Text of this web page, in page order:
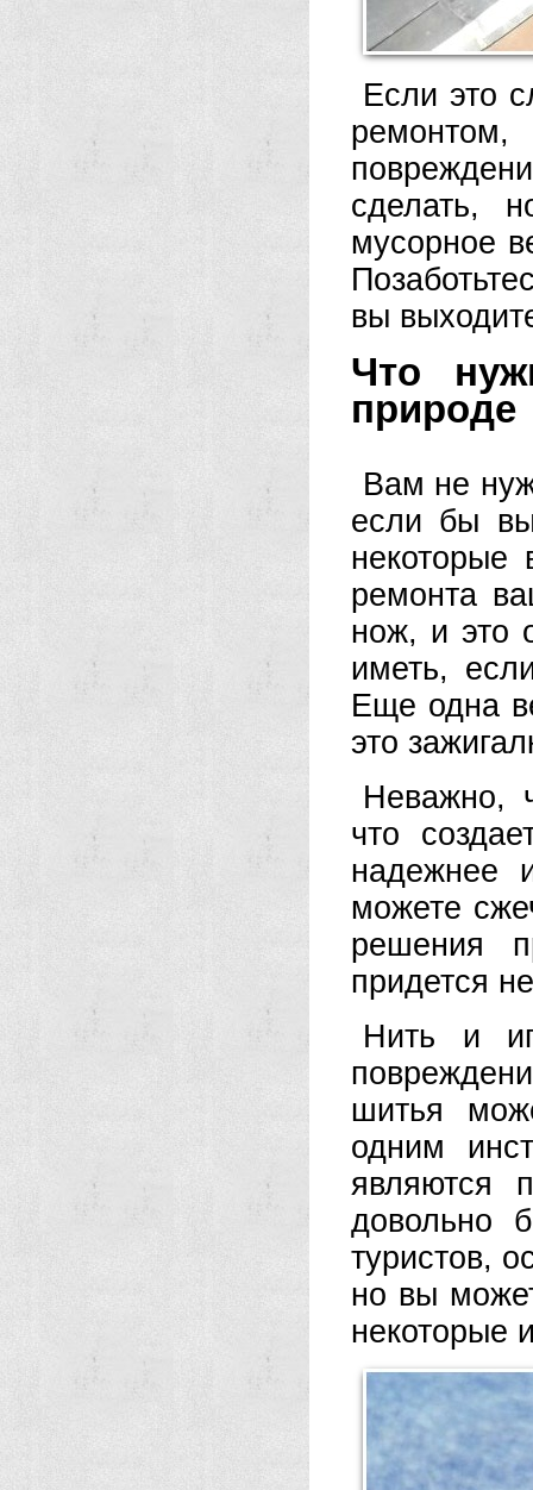
Если это
сделать,
мусорное
вы
Что
природе
Вам не
если бы
некоторые
ремонта
нож, и это
иметь,
Еще одна
это
Неважно,
что
надежнее
можете
решения
придется
Нить и
шитья
одним
являются
довольно
туристов,
но вы
некоторые